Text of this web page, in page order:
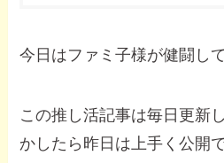
今日はファミ子様が健闘し
この推し活記事は毎日更新
かしたら昨日は上手く公開